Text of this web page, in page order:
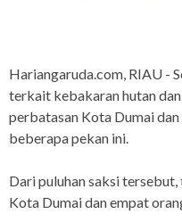
Hariangaruda.com, RIAU -
terkait kebakaran hutan
perbatasan Kota Dumai
beberapa pekan ini.
Dari puluhan saksi
Kota Dumai dan empat